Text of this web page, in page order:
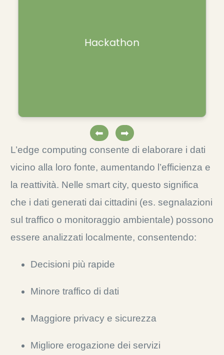
Hackathon
professionisti di diversi settori per creare
⬅ ➡
L’edge computing consente di elaborare i dati
vicino alla loro fonte, aumentando l’efficienza e
la reattività. Nelle smart city, questo significa
che i dati generati dai cittadini (es. segnalazioni
sul traffico o monitoraggio ambientale) possono
essere analizzati localmente, consentendo:
Decisioni più rapide
Minore traffico di dati
Maggiore privacy e sicurezza
Migliore erogazione dei servizi